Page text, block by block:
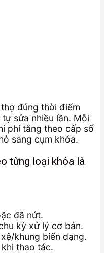
đúng thời điểm
sửa nhiều lần. Mỗi
phí tăng theo cấp số
sang cụm khóa.
từng loại khóa là
đã nứt.
kỳ xử lý cơ bản.
khung biến dạng.
thao tác.